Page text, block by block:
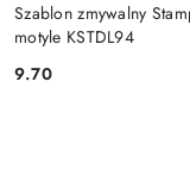
Szablon zmywalny
motyle KSTDL94
Cena:
9.70